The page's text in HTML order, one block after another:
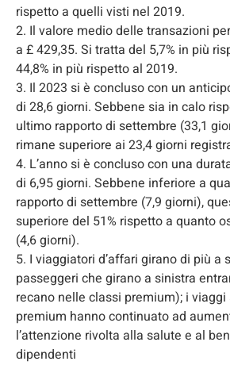
rispetto a quelli visti nel 2019.
2. Il valore medio delle transazioni
a £ 429,35. Si tratta del 5,7% in più
44,8% in più rispetto al 2019.
3. Il 2023 si è concluso con un
di 28,6 giorni. Sebbene sia in calo
ultimo rapporto di settembre (33,1
rimane superiore ai 23,4 giorni
4. L’anno si è concluso con una
di 6,95 giorni. Sebbene inferiore a
rapporto di settembre (7,9 giorni),
superiore del 51% rispetto a quanto
(4,6 giorni).
5. I viaggiatori d’affari girano di più a
passeggeri che girano a sinistra
recano nelle classi premium); i
premium hanno continuato ad
l’attenzione rivolta alla salute e al
dipendenti